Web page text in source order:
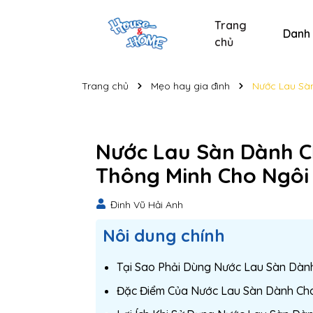
Trang
chủ
Trang chủ Mẹo hay gia đình Nước Lau
Nước Lau Sàn Dành
Thông Minh Cho
Đinh Vũ Hải Anh
Nôi dung chính
Tại Sao Phải Dùng Nước Lau Sàn
Đặc Điểm Của Nước Lau Sàn Dành